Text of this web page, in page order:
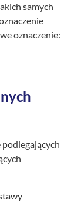
samych
oznaczenie: